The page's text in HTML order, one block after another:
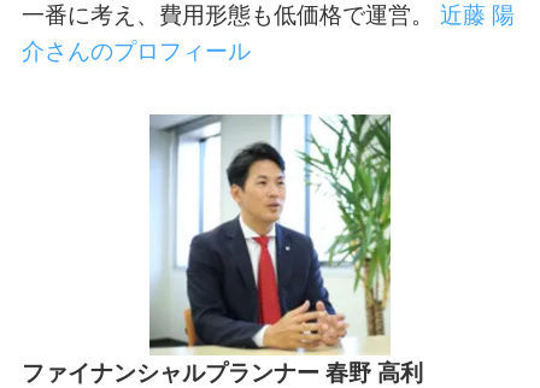
一番に考え、費用形態も低価格で運営。 近藤 陽
介さんのプロフィール
ファイナンシャルプランナー 春野 高利